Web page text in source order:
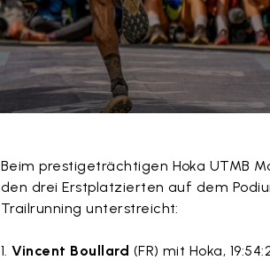
Beim prestigeträchtigen Hoka UTMB
den drei Erstplatzierten auf dem
Trailrunning unterstreicht:
1.Vincent Boullard (FR) mit Hoka,